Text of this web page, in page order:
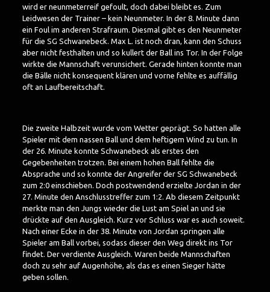
wird er neunmeterreif gefoult, doch dabei bleibt es. Zum
Leidwesen der Trainer – kein Neunmeter. In der 8. Minute dann
ein Foul im anderen Strafraum. Diesmal gibt es den Neunmeter
für die SG Schwanebeck. Max L. ist noch dran, kann den Schuss
aber nicht festhalten und so kullert der Ball ins Tor. In der Folge
wirkte die Mannschaft verunsichert. Gerade hinten konnte man
die Bälle nicht konsequent klären und vorne fehlte es auffällig
oft an Laufbereitschaft.
Die zweite Halbzeit wurde vom Wetter geprägt. So hatten alle
Spieler mit dem nassen Ball und dem heftigem Wind zu tun. In
der 26. Minute konnte Schwanebeck als erstes den
Gegebenheiten trotzen. Bei einem hohen Ball fehlte die
Absprache und so konnte der Angreifer der SG Schwanebeck
zum 2:0 einschieben. Doch postwendend erzielte Jordan in der
27. Minute den Anschlusstreffer zum 1:2. Ab diesem Zeitpunkt
merkte man den Jungs wieder die Lust am Spiel an und sie
drückte auf den Ausgleich. Kurz vor Schluss war es auch soweit.
Nach einer Ecke in der 38. Minute von Jordan springen alle
Spieler am Ball vorbei, sodass dieser den Weg direkt ins Tor
findet. Der verdiente Ausgleich. Waren beide Mannschaften
doch zu sehr auf Augenhöhe, als das es einen Sieger hätte
geben sollen.